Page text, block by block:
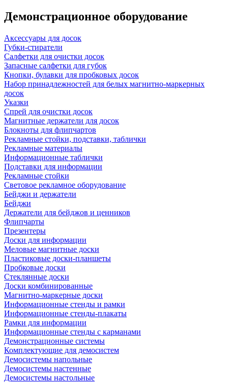
Демонстрационное оборудование
Аксессуары для досок
Губки-стиратели
Салфетки для очистки досок
Запасные салфетки для губок
Кнопки, булавки для пробковых досок
Набор принадлежностей для белых магнитно-маркерных
досок
Указки
Спрей для очистки досок
Магнитные держатели для досок
Блокноты для флипчартов
Рекламные стойки, подставки, таблички
Рекламные материалы
Информационные таблички
Подставки для информации
Рекламные стойки
Световое рекламное оборудование
Бейджи и держатели
Бейджи
Держатели для бейджов и ценников
Флипчарты
Презентеры
Доски для информации
Меловые магнитные доски
Пластиковые доски-планшеты
Пробковые доски
Стеклянные доски
Доски комбинированные
Магнитно-маркерные доски
Информационные стенды и рамки
Информационные стенды-плакаты
Рамки для информации
Информационные стенды с карманами
Демонстрационные системы
Комплектующие для демосистем
Демосистемы напольные
Демосистемы настенные
Демосистемы настольные